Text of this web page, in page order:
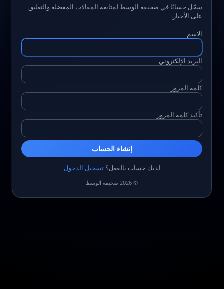
سجّل حسابًا في صحيفة الوسط لمتابعة المقالات المفضلة والتعليق
على الأخبار.
الاسم
البريد الإلكتروني
كلمة المرور
تأكيد كلمة المرور
إنشاء الحساب
لديك حساب بالفعل؟تسجيل الدخول
© 2026 صحيفة الوسط